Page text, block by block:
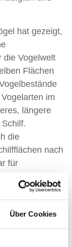
Über Cookies
hat gezeigt,
die Vogelwelt
Flächen
im
längere
die
nach
für
Sumpfhuhn“,
Experte von
Verjüngung
sehr